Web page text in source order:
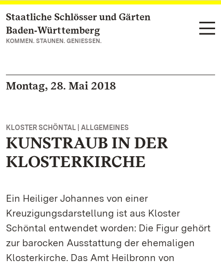
Zum Hauptinhalt springen
Staatliche Schlösser und Gärten
Baden‑Württemberg
KOMMEN. STAUNEN. GENIESSEN.
Montag, 28. Mai 2018
KLOSTER SCHÖNTAL | ALLGEMEINES
KUNSTRAUB IN DER
KLOSTERKIRCHE
Ein Heiliger Johannes von einer
Kreuzigungsdarstellung ist aus Kloster
Schöntal entwendet worden: Die Figur gehört
zur barocken Ausstattung der ehemaligen
Klosterkirche. Das Amt Heilbronn von